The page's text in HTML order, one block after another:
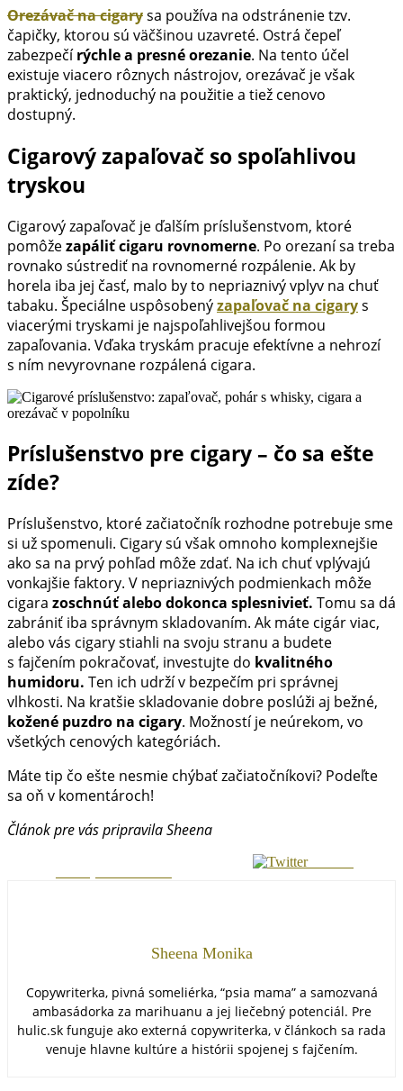
Orezávač na cigarysa používa na odstránenie tzv.
čapičky, ktorou sú väčšinou uzavreté. Ostrá čepeľ
zabezpečírýchle a presné orezanie. Na tento účel
existuje viacero rôznych nástrojov, orezávač je však
praktický, jednoduchý na použitie a tiež cenovo
dostupný.
Cigarový zapaľovač so spoľahlivou
tryskou
Cigarový zapaľovač je ďalším príslušenstvom, ktoré
pomôžezapáliť cigaru rovnomerne. Po orezaní sa treba
rovnako sústrediť na rovnomerné rozpálenie. Ak by
horela iba jej časť, malo by to nepriaznivý vplyv na chuť
tabaku. Špeciálne uspôsobenýzapaľovač na cigarys
viacerými tryskami je najspoľahlivejšou formou
zapaľovania. Vďaka tryskám pracuje efektívne a nehrozí
s ním nevyrovnane rozpálená cigara.
Príslušenstvo pre cigary – čo sa ešte
zíde?
Príslušenstvo, ktoré začiatočník rozhodne potrebuje sme
si už spomenuli. Cigary sú však omnoho komplexnejšie
ako sa na prvý pohľad môže zdať. Na ich chuť vplývajú
vonkajšie faktory. V nepriaznivých podmienkach môže
cigara zoschnúť alebo dokonca splesnivieť. Tomu sa dá
zabrániť iba správnym skladovaním. Ak máte cigár viac,
alebo vás cigary stiahli na svoju stranu a budete
s fajčením pokračovať, investujte do kvalitného
humidoru. Ten ich udrží v bezpečím pri správnej
vlhkosti. Na kratšie skladovanie dobre poslúži aj bežné,
kožené puzdro na cigary. Možností je neúrekom, vo
všetkých cenových kategóriách.
Máte tip čo ešte nesmie chýbať začiatočníkovi? Podeľte
sa oň v komentároch!
Článok pre vás pripravila Sheena
Tweetni
Sheena Monika
Copywriterka, pivná someliérka, “psia mama” a samozvaná
ambasádorka za marihuanu a jej liečebný potenciál. Pre
hulic.sk funguje ako externá copywriterka, v článkoch sa rada
venuje hlavne kultúre a histórii spojenej s fajčením.